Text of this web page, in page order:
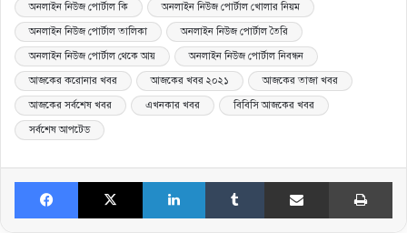
অনলাইন নিউজ পোর্টাল কি অনলাইন নিউজ পোর্টাল খোলার নিয়ম
অনলাইন নিউজ পোর্টাল তালিকা অনলাইন নিউজ পোর্টাল তৈরি
অনলাইন নিউজ পোর্টাল থেকে আয় অনলাইন নিউজ পোর্টাল নিবন্ধন
আজকের করোনার খবর আজকের খবর ২০২১ আজকের তাজা খবর
আজকের সর্বশেষ খবর এখনকার খবর বিবিসি আজকের খবর
সর্বশেষ আপটেড
Facebook X LinkedIn Tumblr Share via Email